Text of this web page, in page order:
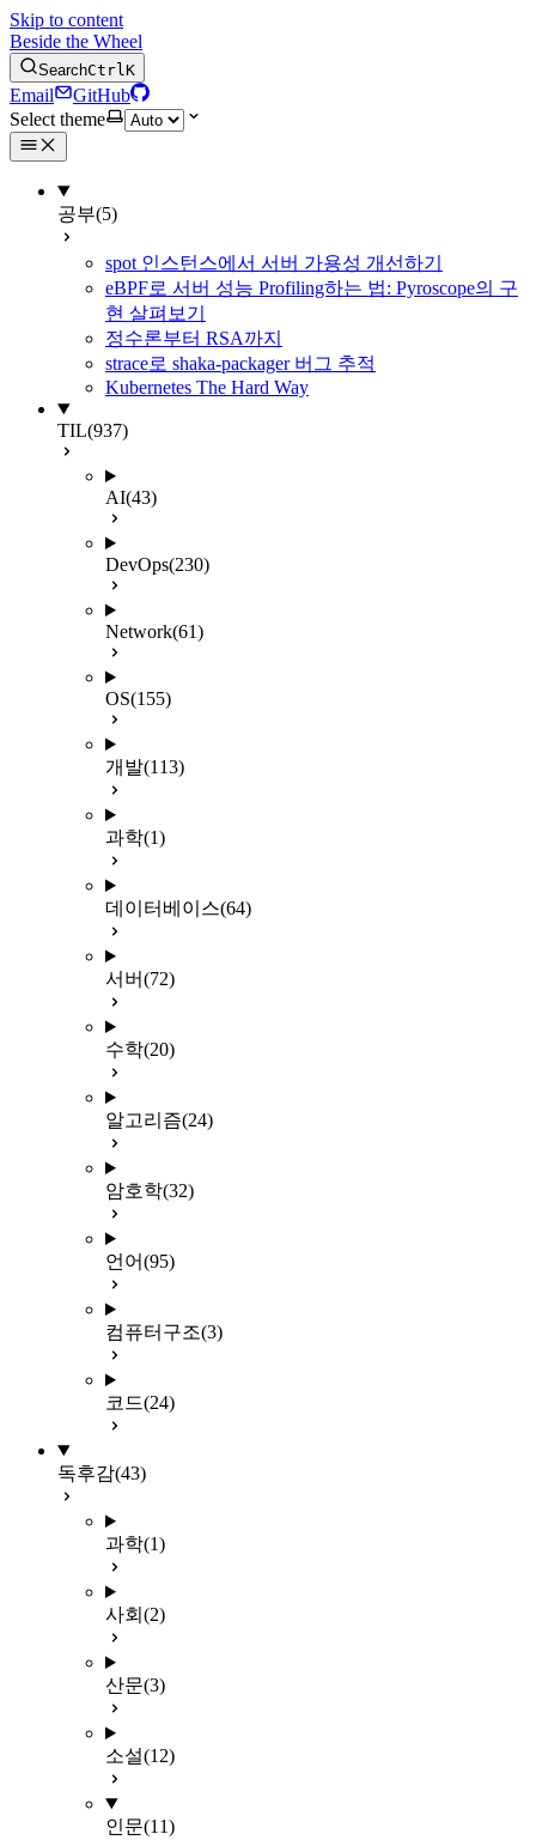
Skip to content
Beside the Wheel
SearchCtrlK
Email
GitHub
Select theme
공부(5)
spot 인스턴스에서 서버 가용성 개선하기
eBPF로 서버 성능 Profiling하는 법: Pyroscope의 구
현 살펴보기
정수론부터 RSA까지
strace로 shaka-packager 버그 추적
Kubernetes The Hard Way
TIL(937)
AI(43)
DevOps(230)
Network(61)
OS(155)
개발(113)
과학(1)
데이터베이스(64)
서버(72)
수학(20)
알고리즘(24)
암호학(32)
언어(95)
컴퓨터구조(3)
코드(24)
독후감(43)
과학(1)
사회 (2)
산문(3)
소설(12)
인문(11)